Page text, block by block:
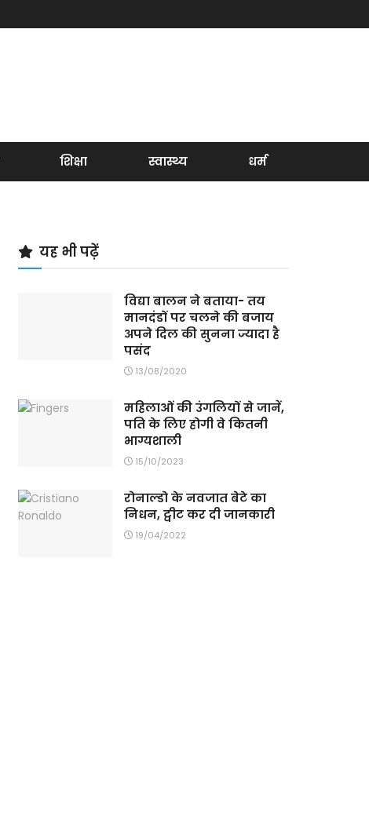
शिक्षा स्वास्थ्य धर्म
यह भी पढ़ें
विद्या बालन ने बताया- तय
मानदंडों पर चलने की बजाय
अपने दिल की सुनना ज्यादा है
पसंद
13/08/2020
महिलाओं की उंगलियों से जानें,
पति के लिए होगी वे कितनी
भाग्यशाली
15/10/2023
रोनाल्डो के नवजात बेटे का
निधन, ट्वीट कर दी जानकारी
19/04/2022